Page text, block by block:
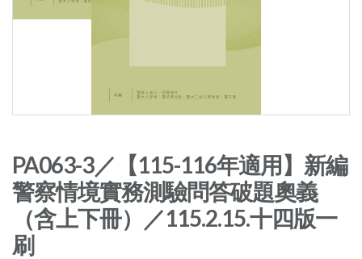
PA063-3／【115-116年適用】新編
警察情境實務測驗問答破題奧義
（含上下冊）／115.2.15.十四版一
刷